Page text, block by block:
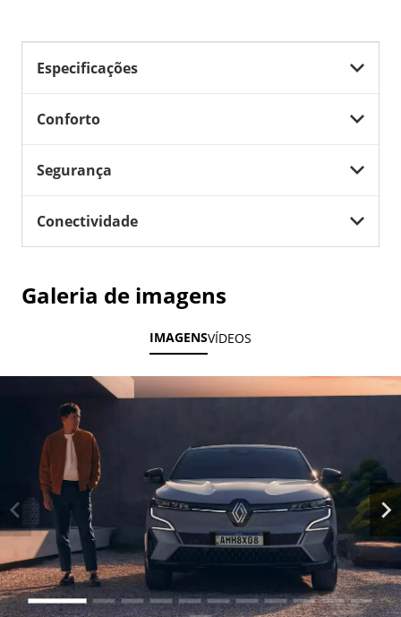
Especificações
Conforto
Segurança
Conectividade
Galeria de imagens
IMAGENSVÍDEOS